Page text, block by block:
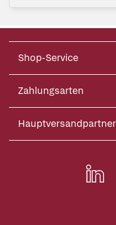
Shop-Service
Zahlungsarten
Hauptversandpartner